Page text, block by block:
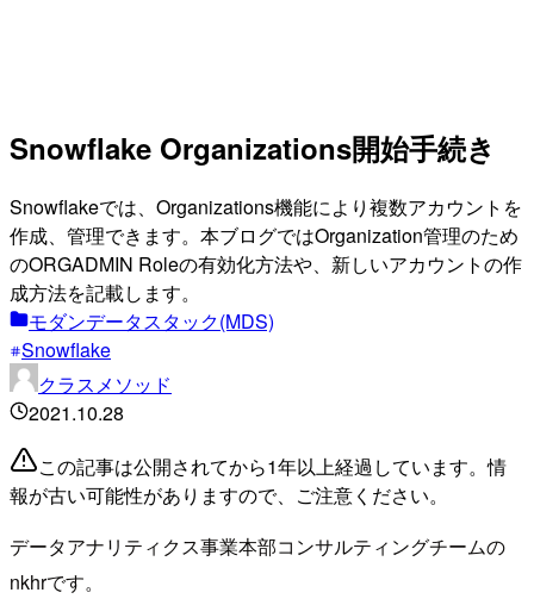
Snowflake Organizations開始手続き
Snowflakeでは、Organizations機能により複数アカウントを
作成、管理できます。本ブログではOrganization管理のため
のORGADMIN Roleの有効化方法や、新しいアカウントの作
成方法を記載します。
モダンデータスタック(MDS)
Snowflake
クラスメソッド
2021.10.28
この記事は公開されてから1年以上経過しています。情
報が古い可能性がありますので、ご注意ください。
データアナリティクス事業本部コンサルティングチームの
nkhrです。